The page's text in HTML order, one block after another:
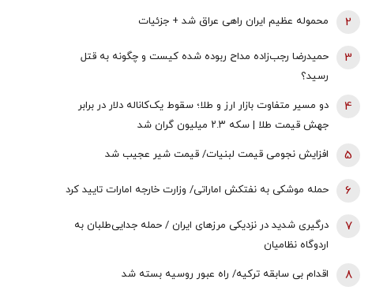
محموله عظیم ایران راهی عراق شد + جزئیات 2
حمیدرضا رجب‌زاده مداح ربوده شده کیست و چگونه به قتل
رسید؟
3
دو مسیر متفاوت بازار ارز و طلا؛ سقوط یک‌کاناله دلار در برابر
جهش قیمت طلا | سکه ۲.۳ میلیون گران شد
4
افزایش نجومی قیمت لبنیات/ قیمت شیر عجیب شد 5
حمله موشکی به نفتکش اماراتی/ وزارت خارجه امارات تایید کرد 6
درگیری شدید در نزدیکی مرز‌های ایران / حمله جدایی‌طلبان به
اردوگاه نظامیان
7
اقدام بی سابقه ترکیه/ راه عبور روسیه بسته شد 8